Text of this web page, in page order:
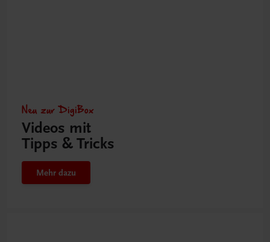
Neu zur DigiBox
Videos mit
Tipps & Tricks
Mehr dazu